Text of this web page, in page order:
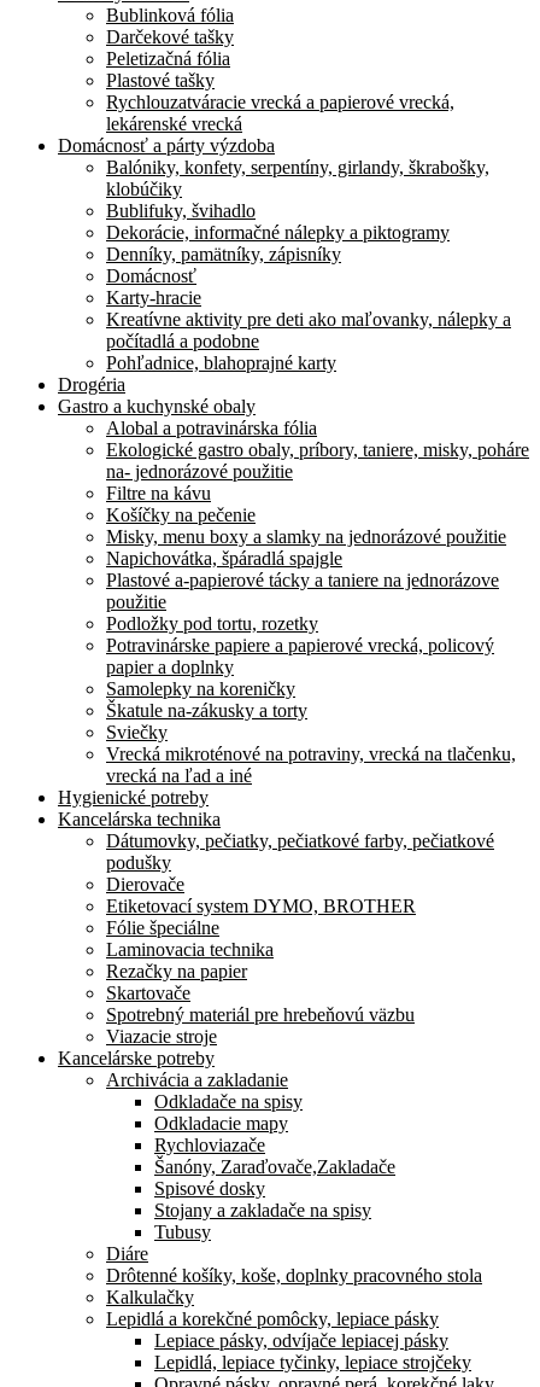
Bublinková fólia
Darčekové tašky
Peletizačná fólia
Plastové tašky
Rychlouzatváracie vrecká a papierové vrecká,
lekárenské vrecká
Domácnosť a párty výzdoba
Balóniky, konfety, serpentíny, girlandy, škrabošky,
klobúčiky
Bublifuky, švihadlo
Dekorácie, informačné nálepky a piktogramy
Denníky, pamätníky, zápisníky
Domácnosť
Karty-hracie
Kreatívne aktivity pre deti ako maľovanky, nálepky a
počítadlá a podobne
Pohľadnice, blahoprajné karty
Drogéria
Gastro a kuchynské obaly
Alobal a potravinárska fólia
Ekologické gastro obaly, príbory, taniere, misky, poháre
na- jednorázové použitie
Filtre na kávu
Košíčky na pečenie
Misky, menu boxy a slamky na jednorázové použitie
Napichovátka, špáradlá spajgle
Plastové a-papierové tácky a taniere na jednorázove
použitie
Podložky pod tortu, rozetky
Potravinárske papiere a papierové vrecká, policový
papier a doplnky
Samolepky na koreničky
Škatule na-zákusky a torty
Sviečky
Vrecká mikroténové na potraviny, vrecká na tlačenku,
vrecká na ľad a iné
Hygienické potreby
Kancelárska technika
Dátumovky, pečiatky, pečiatkové farby, pečiatkové
podušky
Dierovače
Etiketovací system DYMO, BROTHER
Fólie špeciálne
Laminovacia technika
Rezačky na papier
Skartovače
Spotrebný materiál pre hrebeňovú väzbu
Viazacie stroje
Kancelárske potreby
Archivácia a zakladanie
Odkladače na spisy
Odkladacie mapy
Rychloviazače
Šanóny, Zaraďovače,Zakladače
Spisové dosky
Stojany a zakladače na spisy
Tubusy
Diáre
Drôtenné košíky, koše, doplnky pracovného stola
Kalkulačky
Lepidlá a korekčné pomôcky, lepiace pásky
Lepiace pásky, odvíjače lepiacej pásky
Lepidlá, lepiace tyčinky, lepiace strojčeky